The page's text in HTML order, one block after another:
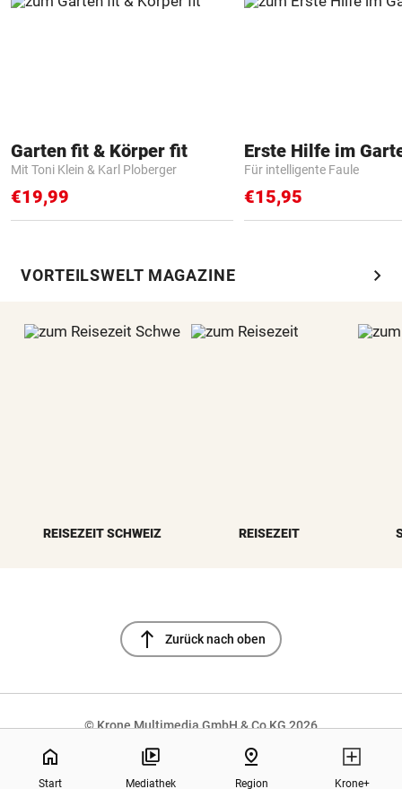
Garten fit & Körper fit
Mit Toni Klein & Karl Ploberger
€19,99
Erste Hilfe im
Für intelligente Faule
€15,95
VORTEILSWELT MAGAZINE chevron_right
REISEZEIT SCHWEIZ REISEZEIT
north Zurück nach oben
© Krone Multimedia GmbH & Co KG 2026
Muthgasse 2, 1190 Wien
home
Start Mediathek
pin_drop
Region Krone+